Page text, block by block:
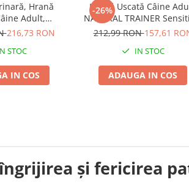
Hrană
Adult,
Talie
216,73 RON
STOC
IN COS
-26%
Hrană Uscată Câine
NATURAL TRAINER
Talie Mică, Prosciutto
212,99 RON157,61
IN STOC
ADAUGA IN COS
și fericirea